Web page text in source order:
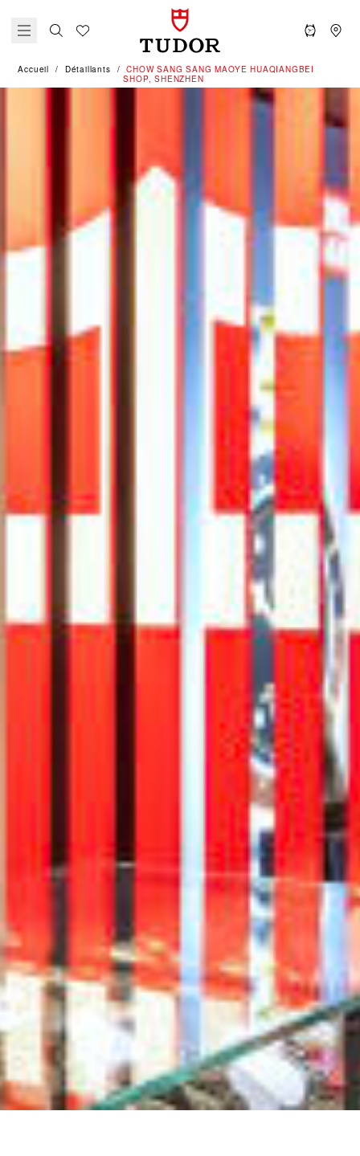
Accueil Détaillants
‭CHOW SANG SANG MAOYE HUAQIANGBEI
SHOP, SHENZHEN‬